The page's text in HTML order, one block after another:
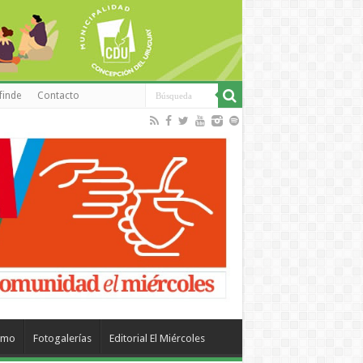
Contacto
Fotogalerías Editorial El Miércoles